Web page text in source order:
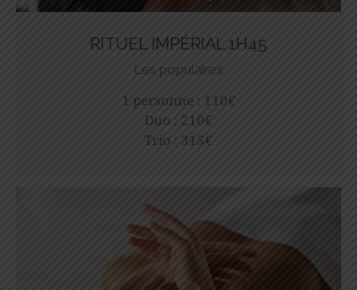
RITUEL IMPÉRIAL 1H45
Les populaires
1 personne : 110€
Duo : 210€
Trio : 315€